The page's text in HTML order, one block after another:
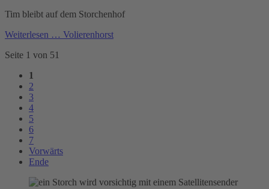
Tim bleibt auf dem Storchenhof
Weiterlesen … Volierenhorst
Seite 1 von 51
1
2
3
4
5
6
7
Vorwärts
Ende